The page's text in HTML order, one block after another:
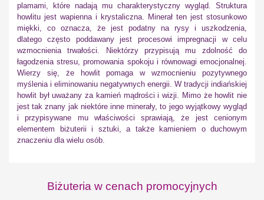
plamami, które nadają mu charakterystyczny wygląd. Struktura
howlitu jest wapienna i krystaliczna. Minerał ten jest stosunkowo
miękki, co oznacza, że jest podatny na rysy i uszkodzenia,
dlatego często poddawany jest procesowi impregnacji w celu
wzmocnienia trwałości. Niektórzy przypisują mu zdolność do
łagodzenia stresu, promowania spokoju i równowagi emocjonalnej.
Wierzy się, że howlit pomaga w wzmocnieniu pozytywnego
myślenia i eliminowaniu negatywnych energii. W tradycji indiańskiej
howlit był uważany za kamień mądrości i wizji. Mimo że howlit nie
jest tak znany jak niektóre inne minerały, to jego wyjątkowy wygląd
i przypisywane mu właściwości sprawiają, że jest cenionym
elementem biżuterii i sztuki, a także kamieniem o duchowym
znaczeniu dla wielu osób.
Biżuteria w cenach promocyjnych